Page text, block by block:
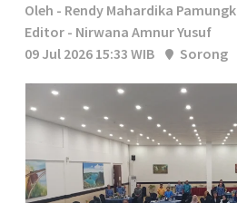
Oleh - Rendy Mahardika
Editor - Nirwana Amnur Yusuf
09 Jul 2026 15:33 WIB
Sorong